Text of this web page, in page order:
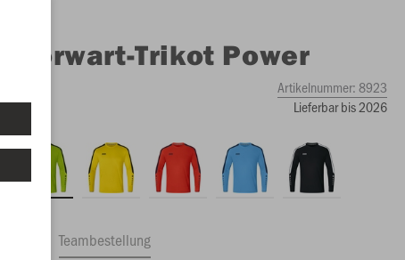
Torwart-Trikot Power
Artikelnummer:8923
Lieferbar bis 2026
Teambestellung